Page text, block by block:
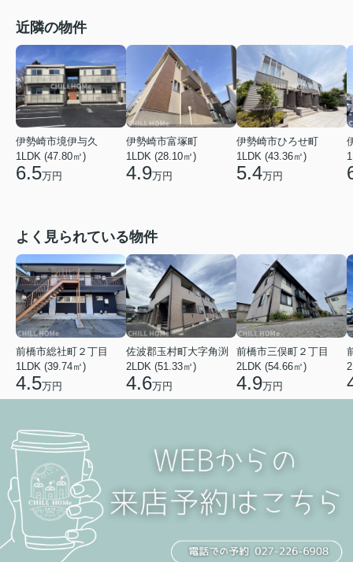
近隣の物件
伊勢崎市境伊与久
1LDK (47.80㎡)
6.5万円
伊勢崎市富塚町
1LDK (28.10㎡)
4.9万円
伊勢崎市ひろせ町
1LDK (43.36㎡)
5.4万円
よく見られている物件
前橋市総社町２丁目
1LDK (39.74㎡)
4.5万円
佐波郡玉村町大字角渕
2LDK (51.33㎡)
4.6万円
前橋市三俣町２丁目
2LDK (54.66㎡)
4.9万円